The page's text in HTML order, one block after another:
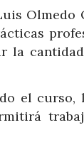
la
el